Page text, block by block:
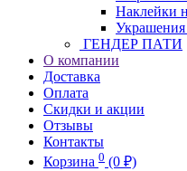
Наклейки
Украшения
ГЕНДЕР ПАТИ
О компании
Доставка
Оплата
Скидки и акции
Отзывы
Контакты
Корзина 0 (0 ₽)